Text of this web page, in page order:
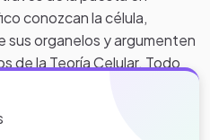
conozcan la célula,
sus organelos y argumenten
de la Teoría Celular. Todo
de observación y de
estudio de forma creativa
de todo ser vivo.